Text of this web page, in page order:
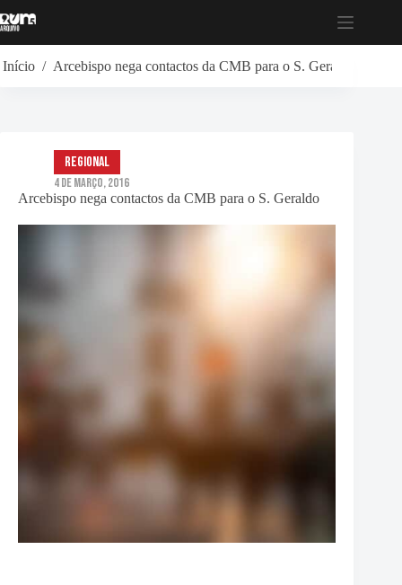
para
Início / Arcebispo nega contactos da CMB para o S. Geraldo
Arcebispo nega contactos da CMB para o S. Geraldo
Regional
4 de Março, 2016